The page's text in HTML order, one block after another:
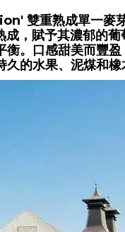
重熟成單一麥芽
，賦予其濃郁的
。口感甜美而豐
的水果、泥煤和